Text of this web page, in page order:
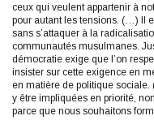
ceux qui veulent appartenir à
pour autant les tensions. (…) Il
sans s’attaquer à la
communautés musulmanes.
démocratie exige que l’on
insister sur cette exigence en
en matière de politique
y être impliquées en priorité,
parce que nous souhaitons